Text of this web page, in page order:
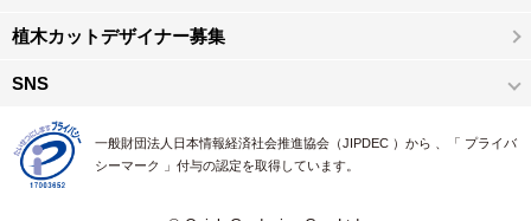
植木カットデザイナー募集
SNS
一般財団法人日本情報経済社会推進協会（JIPDEC ）から 、「 プライバ
シーマーク 」付与の認定を取得しています。